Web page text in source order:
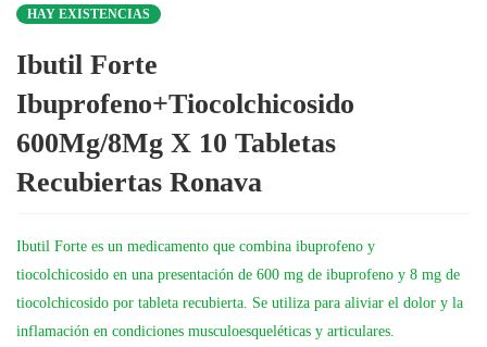
HAY EXISTENCIAS
Ibutil Forte
Ibuprofeno+Tiocolchicosido
600Mg/8Mg X 10 Tabletas
Recubiertas Ronava
Ibutil Forte es un medicamento que combina ibuprofeno y
tiocolchicosido en una presentación de 600 mg de ibuprofeno y 8 mg de
tiocolchicosido por tableta recubierta. Se utiliza para aliviar el dolor y la
inflamación en condiciones musculoesqueléticas y articulares.